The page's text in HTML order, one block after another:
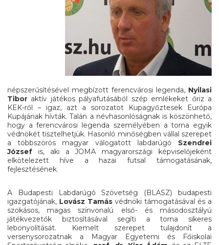
népszerűsítésével megbízott ferencvárosi legenda, Nyilasi
Tibor aktív játékos pályafutásából szép emlékeket őriz a
KEK-ről – igaz, azt a sorozatot Kupagyőztesek Európa
Kupájának hívták. Talán a névhasonlóságnak is köszönhető,
hogy a ferencvárosi legenda személyében a torna egyik
védnökét tisztelhetjük. Hasonló minőségben vállal szerepet
a többszörös magyar válogatott labdarúgó Szendrei
József is, aki a JOMA magyarországi képviselőjeként
elkötelezett híve a hazai futsal támogatásának,
fejlesztésének.
A Budapesti Labdarúgó Szövetség (BLASZ) budapesti
igazgatójának, Lovász Tamás védnöki támogatásával és a
szokásos, magas színvonalú első- és másodosztályú
játékvezetők biztosításával segíti a torna sikeres
lebonyolítását. Kiemelt szerepet tulajdonít a
versenysorozatnak a Magyar Egyetemi és Főiskolai